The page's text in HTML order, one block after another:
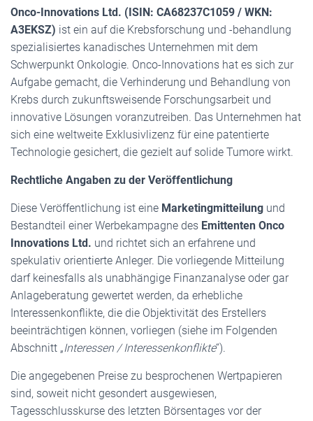
Onco-Innovations Ltd. (ISIN: CA68237C1059 / WKN:
A3EKSZ) ist ein auf die Krebsforschung und -behandlung
spezialisiertes kanadisches Unternehmen mit dem
Schwerpunkt Onkologie. Onco-Innovations hat es sich zur
Aufgabe gemacht, die Verhinderung und Behandlung von
Krebs durch zukunftsweisende Forschungsarbeit und
innovative Lösungen voranzutreiben. Das Unternehmen hat
sich eine weltweite Exklusivlizenz für eine patentierte
Technologie gesichert, die gezielt auf solide Tumore wirkt.
Rechtliche Angaben zu der Veröffentlichung
Diese Veröffentlichung ist eine Marketingmitteilung und
Bestandteil einer Werbekampagne des Emittenten Onco
Innovations Ltd. und richtet sich an erfahrene und
spekulativ orientierte Anleger. Die vorliegende Mitteilung
darf keinesfalls als unabhängige Finanzanalyse oder gar
Anlageberatung gewertet werden, da erhebliche
Interessenkonflikte, die die Objektivität des Erstellers
beeinträchtigen können, vorliegen (siehe im Folgenden
Abschnitt „Interessen / Interessenkonflikte“).
Die angegebenen Preise zu besprochenen Wertpapieren
sind, soweit nicht gesondert ausgewiesen,
Tagesschlusskurse des letzten Börsentages vor der